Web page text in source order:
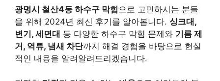
광명시 철산4동 하수구 막힘으로 고민하시는 분들
을 위해 2024년 최신 후기를 알아봅니다. 싱크대,
변기, 세면대 등 다양한 하수구 막힘 문제와 기름 제
거, 역류, 냄새 차단까지 해결 경험을 바탕으로 현실
적인 내용을 알려알려드리겠습니다.